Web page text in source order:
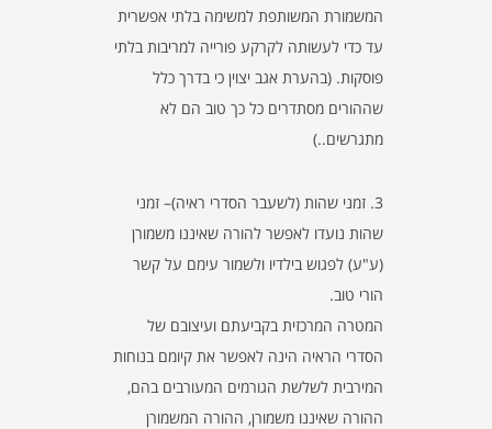
המשמורת המשותפת למשימה בלתי אפשרית
עד כדי לעשותה לקרקע פורייה למריבות בלתי
פוסקות. (בהערת אגב יצוין כי בדרך כלל
שההורים מסתדרים כל כך טוב הם לא
מתגרשים..)
3. זמני שהות (לשעבר הסדרי ראיה)– זמני
שהות נועדו לאפשר להורה שאיננו משמורן
(ע"ע) לפגוש בילדיו ולשמור עימם על קשר
הורי טוב.
המטרה המרכזית בקביעתם ועיצובם של
הסדרי הראיה הינה לאפשר את קיומם בנוחות
המירבית לשלשת הגורמים המעורבים בהם,
ההורה שאיננו משמורן, ההורה המשמורן